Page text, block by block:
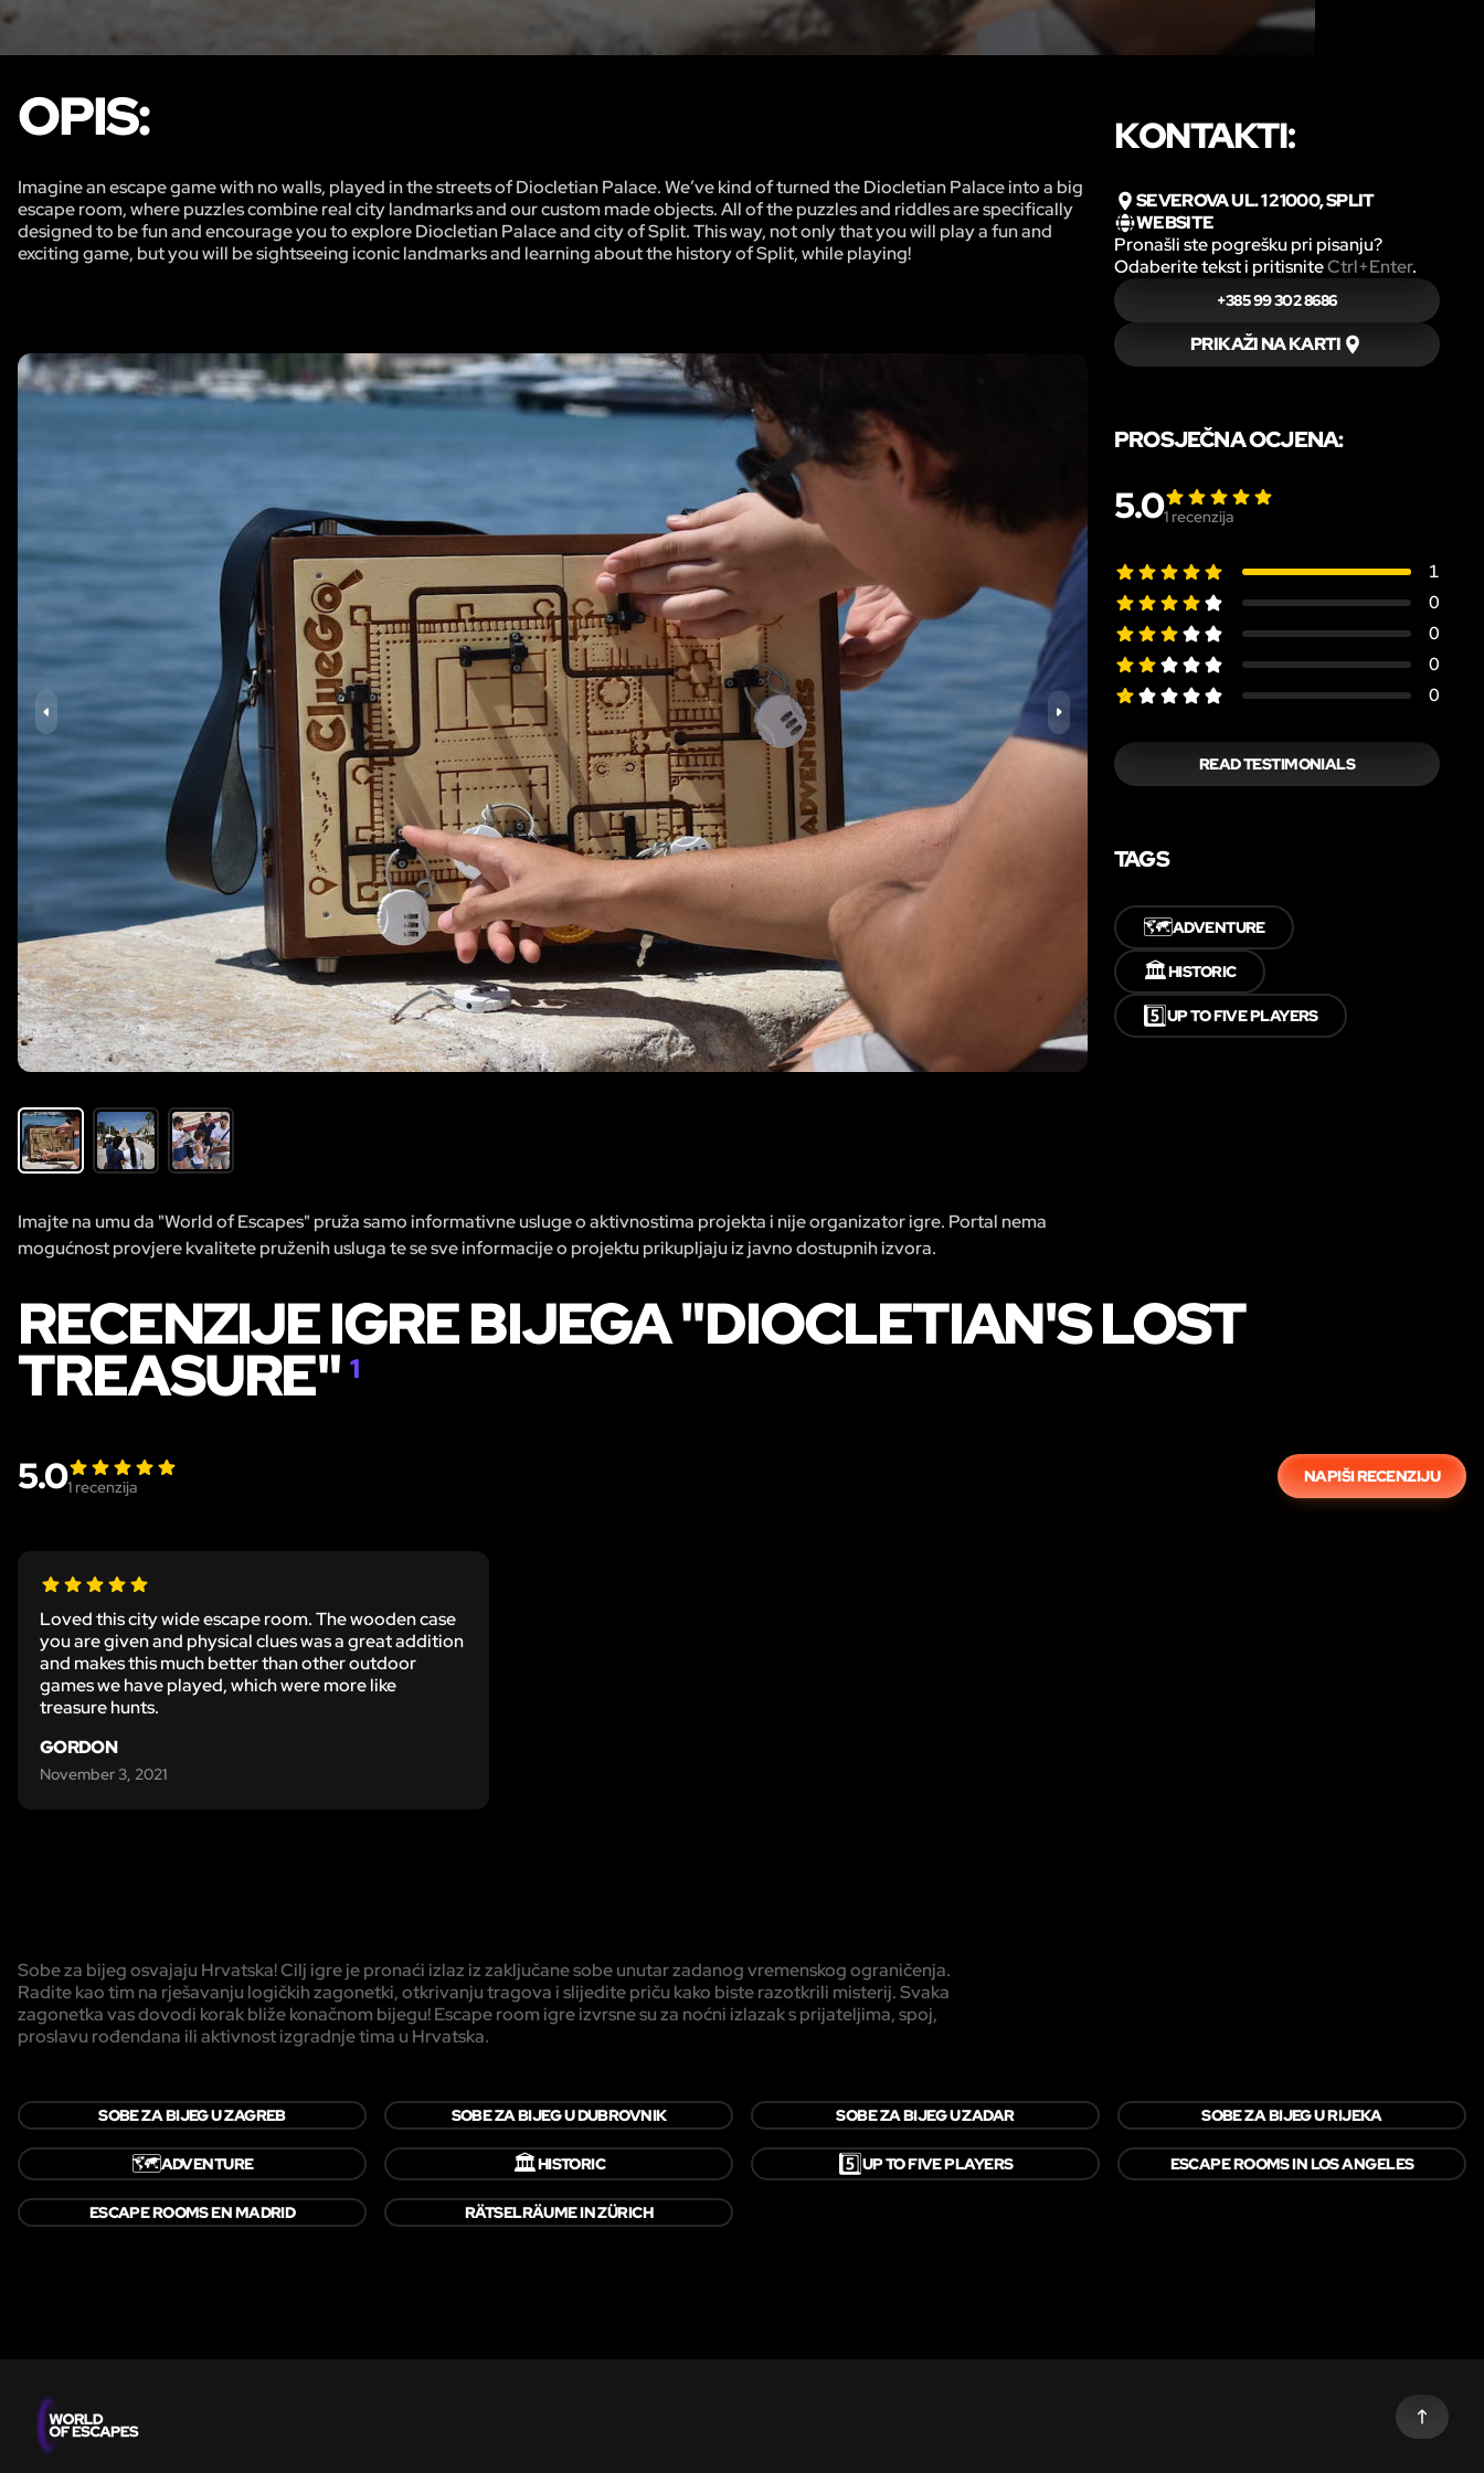
OPIS:
Imagine an escape game with no walls, played in the streets of Diocletian Palace. We’ve kind of turned the Diocletian Palace into a big
escape room, where puzzles combine real city landmarks and our custom made objects. All of the puzzles and riddles are specifically
designed to be fun and encourage you to explore Diocletian Palace and city of Split. This way, not only that you will play a fun and
exciting game, but you will be sightseeing iconic landmarks and learning about the history of Split, while playing!
Imajte na umu da "World of Escapes" pruža samo informativne usluge o aktivnostima projekta i nije organizator igre. Portal nema
mogućnost provjere kvalitete pruženih usluga te se sve informacije o projektu prikupljaju iz javno dostupnih izvora.
KONTAKTI:
SEVEROVA UL. 1 21000, SPLIT
WEBSITE
Pronašli ste pogrešku pri pisanju?
Odaberite tekst i pritisniteCtrl+Enter.
+385 99 302 8686
PRIKAŽI NA KARTI
PROSJEČNA OCJENA:
5.01 recenzija
1
0
0
0
0
READ TESTIMONIALS
TAGS
🗺️ADVENTURE
🏛️HISTORIC
5️⃣UP TO FIVE PLAYERS
RECENZIJE IGRE BIJEGA "DIOCLETIAN'S LOST
TREASURE"1
5.01 recenzija
NAPIŠI RECENZIJU
Loved this city wide escape room. The wooden case
you are given and physical clues was a great addition
and makes this much better than other outdoor
games we have played, which were more like
treasure hunts.
GORDON
November 3, 2021
Sobe za bijeg osvajaju Hrvatska! Cilj igre je pronaći izlaz iz zaključane sobe unutar zadanog vremenskog ograničenja.
Radite kao tim na rješavanju logičkih zagonetki, otkrivanju tragova i slijedite priču kako biste razotkrili misterij. Svaka
zagonetka vas dovodi korak bliže konačnom bijegu! Escape room igre izvrsne su za noćni izlazak s prijateljima, spoj,
proslavu rođendana ili aktivnost izgradnje tima u Hrvatska.
SOBE ZA BIJEG U ZAGREB SOBE ZA BIJEG U DUBROVNIK SOBE ZA BIJEG U ZADAR SOBE ZA BIJEG U RIJEKA
🗺️ADVENTURE 🏛️HISTORIC 5️⃣UP TO FIVE PLAYERS ESCAPE ROOMS IN LOS ANGELES
ESCAPE ROOMS EN MADRID RÄTSELRÄUME IN ZÜRICH